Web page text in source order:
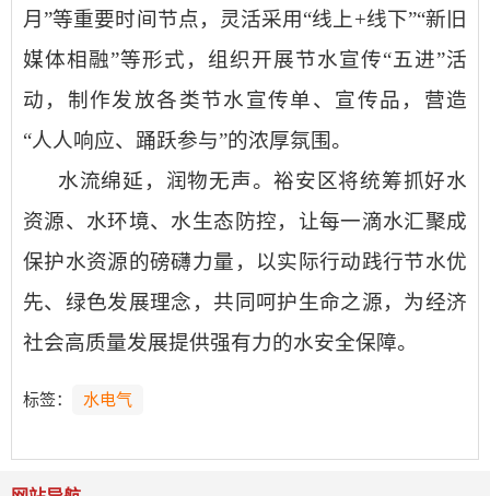
月”等重要时间节点，灵活采用“线上+线下”“新旧
媒体相融”等形式，组织开展节水宣传“五进”活
动，制作发放各类节水宣传单、宣传品，营造
“人人响应、踊跃参与”的浓厚氛围。
水流绵延，润物无声。裕安区将统筹抓好水
资源、水环境、水生态防控，让每一滴水汇聚成
保护水资源的磅礴力量，以实际行动践行节水优
先、绿色发展理念，共同呵护生命之源，为经济
社会高质量发展提供强有力的水安全保障。
标签： 水电气